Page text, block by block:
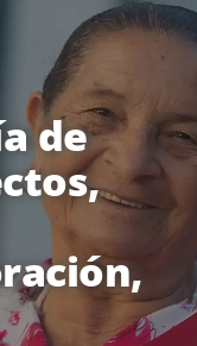
de